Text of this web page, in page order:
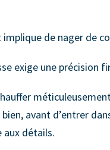
implique de nager de
exige une précision
avant d’entrer
détails.